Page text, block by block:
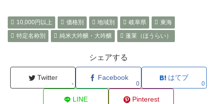
10,000円以上 価格別 地域別 岐阜県
東海
特定名称別
純米大吟醸・大吟醸 蓬莱（ほうらい）
シェアする
Twitter
-
Facebook
0
はてブ
0
LINE Pinterest